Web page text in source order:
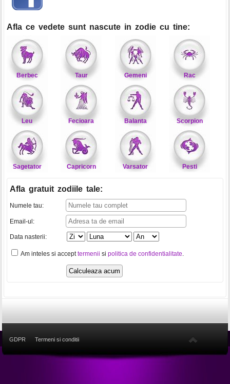
Afla ce vedete sunt nascute in zodie cu tine:
Berbec Taur Gemeni Rac
Leu Fecioara Balanta Scorpion
Sagetator Capricorn Varsator Pesti
Afla gratuit zodiile tale:
Numele tau:
Email-ul:
Data nasterii:
Am inteles si accepttermenii si politica de confidentialitate
GDPR Termeni si conditii